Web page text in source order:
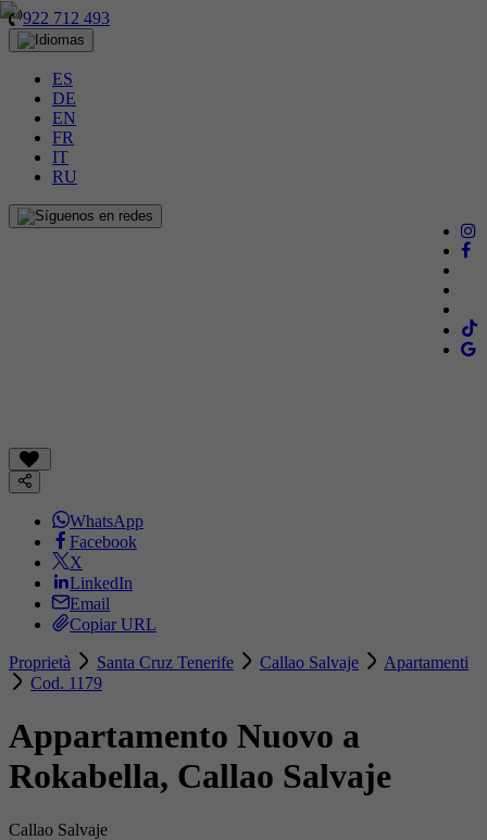
922 712 493
ES
DE
EN
FR
IT
RU
WhatsApp
Facebook
X
LinkedIn
Email
Copiar URL
Proprietà Santa Cruz Tenerife Callao Salvaje
Apartamenti
Cod. 1179
Appartamento Nuovo a
Rokabella, Callao Salvaje
Callao Salvaje